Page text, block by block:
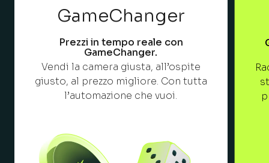
GameChanger
Prezzi in tempo reale con
GameChanger.
Vendi la camera giusta, all’ospite
giusto, al prezzo migliore. Con tutta
l’automazione che vuoi.